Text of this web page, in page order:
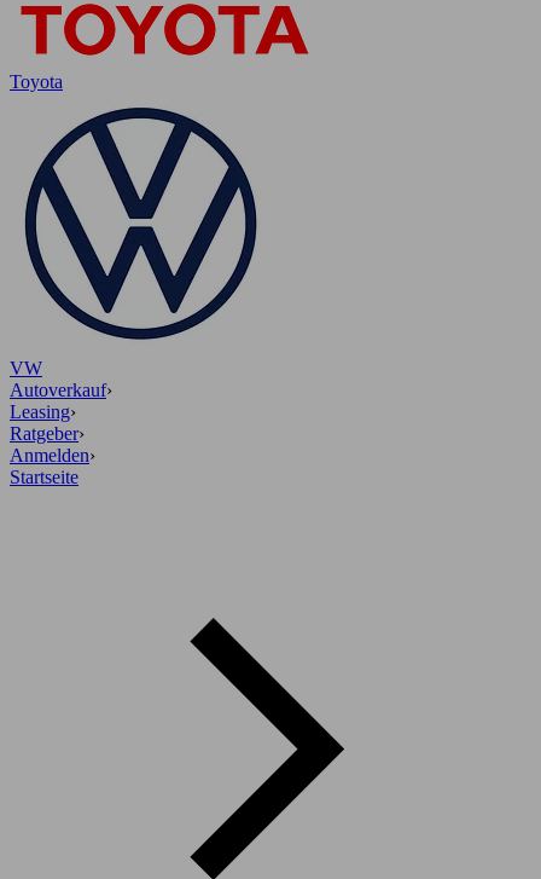
Toyota
VW
Autoverkauf›
Leasing›
Ratgeber›
Anmelden›
Startseite